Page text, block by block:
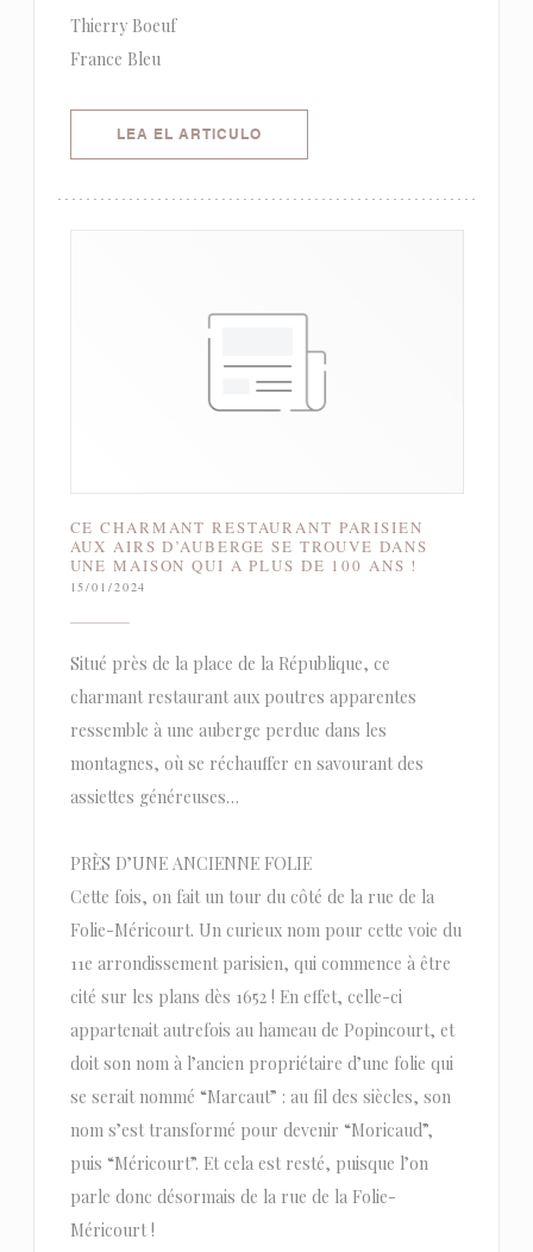
Thierry Boeuf
France Bleu
LEA EL ARTICULO((ABRE EN UNA NUEVA
CE CHARMANT RESTAURANT PARISIEN
AUX AIRS D’AUBERGE SE TROUVE DANS
UNE MAISON QUI A PLUS DE 100 ANS !
15/01/2024
Situé près de la place de la République, ce
charmant restaurant aux poutres apparentes
ressemble à une auberge perdue dans les
montagnes, où se réchauffer en savourant des
assiettes généreuses…
PRÈS D’UNE ANCIENNE FOLIE
Cette fois, on fait un tour du côté de la rue de la
Folie-Méricourt. Un curieux nom pour cette voie du
11e arrondissement parisien, qui commence à être
cité sur les plans dès 1652 ! En effet, celle-ci
appartenait autrefois au hameau de Popincourt, et
doit son nom à l’ancien propriétaire d’une folie qui
se serait nommé “Marcaut” : au fil des siècles, son
nom s’est transformé pour devenir “Moricaud”,
puis “Méricourt”. Et cela est resté, puisque l’on
parle donc désormais de la rue de la Folie-
Méricourt !